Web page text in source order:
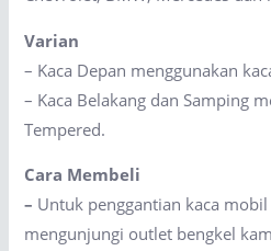
Varian
– Kaca Depan menggunakan
– Kaca Belakang dan Samping
Tempered.
Cara Membeli
– Untuk penggantian kaca
mengunjungi outlet bengkel